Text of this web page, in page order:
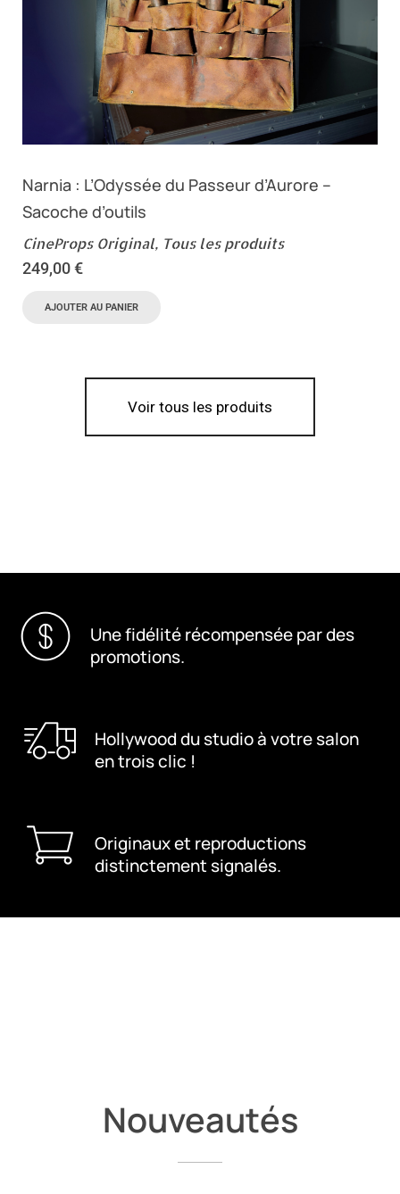
Narnia : L’Odyssée du Passeur d’Aurore –
Sacoche d’outils
CineProps Original, Tous les produits
249,00€
AJOUTER AU PANIER
Voir tous les produits
Une fidélité récompensée par des
promotions.
Hollywood du studio à votre salon
en trois clic !
Originaux et reproductions
distinctement signalés.
Nouveautés